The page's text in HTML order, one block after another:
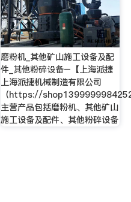
磨粉机_其他矿山施工设备及配
件_其他粉碎设备–【上海派捷
上海派捷机械制造有限公司
（https://
主营产品包括磨粉机、其他矿山
施工设备及配件、其他粉碎设备